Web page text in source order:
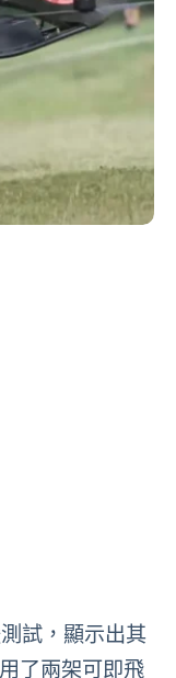
試，顯示出其
了兩架可即飛